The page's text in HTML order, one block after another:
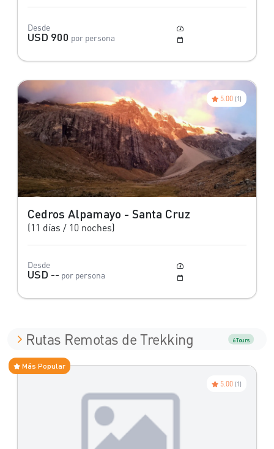
Desde
USD 900 por persona
Cedros Alpamayo - Santa Cruz
(11 días / 10 noches)
Desde
USD -- por persona
5.00 (1)
Rutas Remotas de Trekking 6 Tours
Más Popular
5.00 (1)